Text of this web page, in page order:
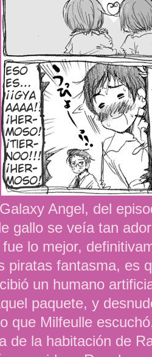
Angel, del
gallo se veía tan
lo mejor,
piratas fantasma, es
un humano
paquete, y
que Milfeulle
de la habitación de